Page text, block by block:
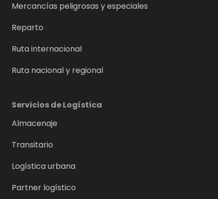
Mercancías peligrosas y especiales
Reparto
Ruta internacional
Ruta nacional y regional
Servicios de Logística
Almacenaje
Transitario
Logística urbana
Partner logístico